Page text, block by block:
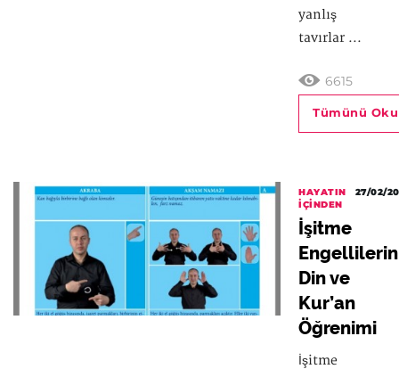
yanlış
tavırlar ...
6615
Tümünü Oku
HAYATIN
İÇINDEN
27/02/
İşitme
Engellilerin
Din ve
Kur’an
Öğrenimi
İşitme